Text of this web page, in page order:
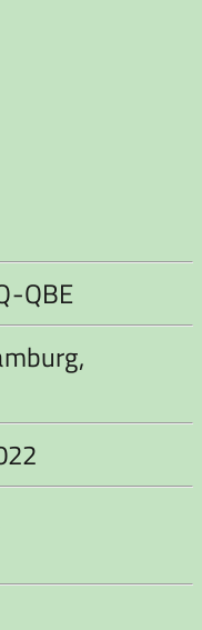
QBE